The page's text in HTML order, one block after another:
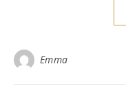
Emma